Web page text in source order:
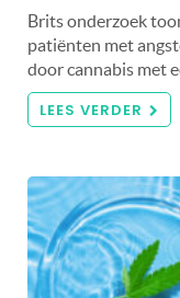
Brits onderzoek
patiënten met
door cannabis met
LEES VERDER